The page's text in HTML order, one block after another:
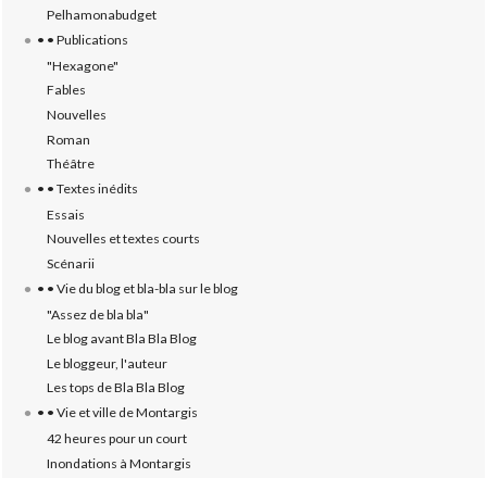
Pelhamonabudget
• • Publications
"Hexagone"
Fables
Nouvelles
Roman
Théâtre
• • Textes inédits
Essais
Nouvelles et textes courts
Scénarii
• • Vie du blog et bla-bla sur le blog
"Assez de bla bla"
Le blog avant Bla Bla Blog
Le bloggeur, l'auteur
Les tops de Bla Bla Blog
• • Vie et ville de Montargis
42 heures pour un court
Inondations à Montargis